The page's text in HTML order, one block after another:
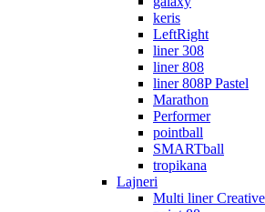
keris
LeftRight
liner 308
liner 808
liner 808P Pastel
Marathon
Performer
pointball
SMARTball
tropikana
Lajneri
Multi liner